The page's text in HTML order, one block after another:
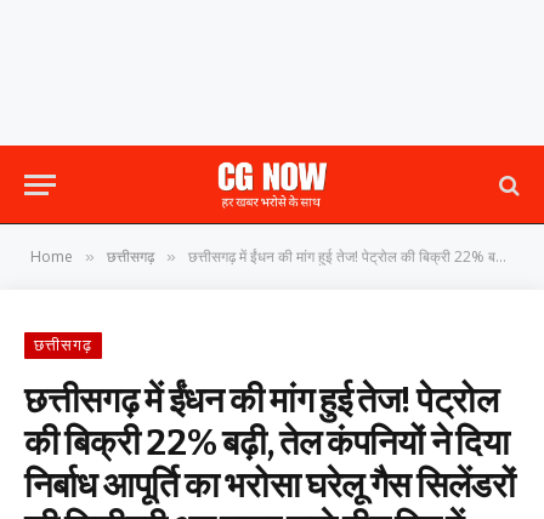
Home » छत्तीसगढ़ » छत्तीसगढ़ में ईंधन की मांग हुई तेज! पेट्रोल की बिक्री 22% बढ़ी, तेल कंपनियों ने दिया निर्बाध आपूर्ति का भरोसा घरेलू गैस सिलेंडरों की डिलीवरी अब मात्र साढ़े तीन दिन में होगी पूरी
छत्तीसगढ़
छत्तीसगढ़ में ईंधन की मांग हुई तेज! पेट्रोल
की बिक्री 22% बढ़ी, तेल कंपनियों ने दिया
निर्बाध आपूर्ति का भरोसा घरेलू गैस सिलेंडरों